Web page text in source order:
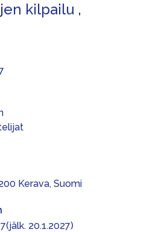
kilpailu ,
Kerava, Suomi
20.1.2027)